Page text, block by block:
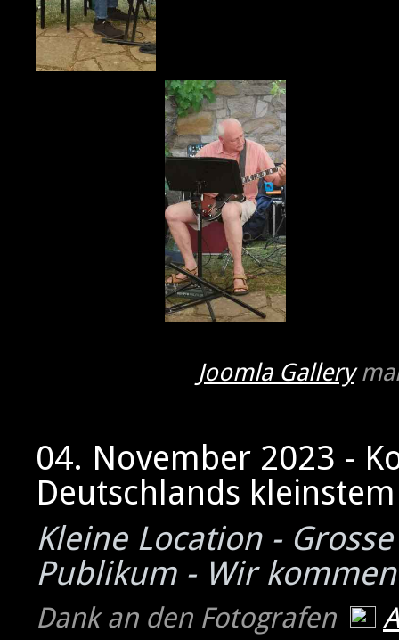
Joomla Gallery
04. November 2023 -
Deutschlands
Kleine Location -
Publikum - Wir
Dank an den Fotografen
A